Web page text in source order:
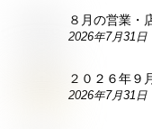
８月の営業・
2026年7月31日
２０２６年９
2026年7月31日